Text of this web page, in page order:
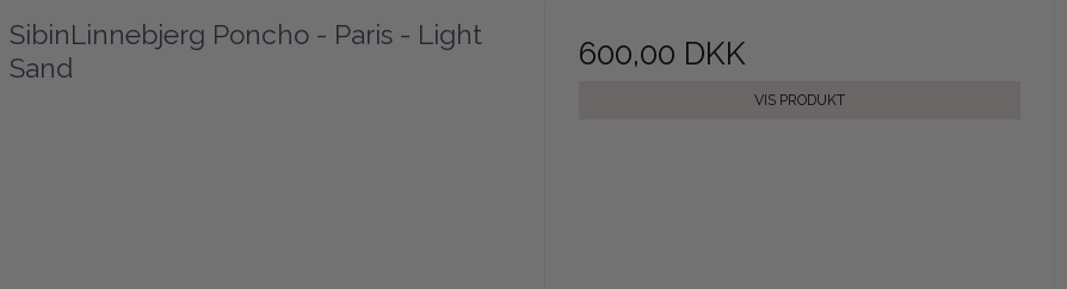
SibinLinnebjerg Poncho - Paris - Light
Sand
600,00 DKK
VIS PRODUKT